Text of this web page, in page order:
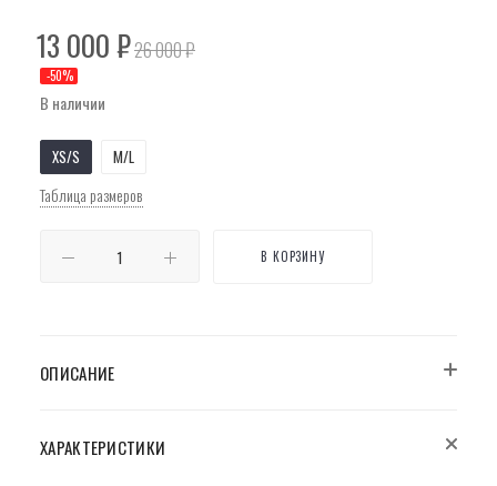
13 000₽26 000₽
-50%
В наличии
XS/S M/L
Таблица размеров
В КОРЗИНУ
ОПИСАНИЕ
ХАРАКТЕРИСТИКИ